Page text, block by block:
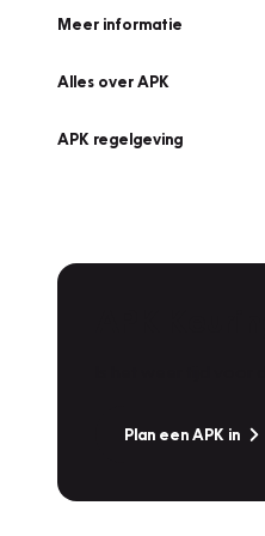
Meer informatie
Alles over APK
APK regelgeving
Plan een APK in